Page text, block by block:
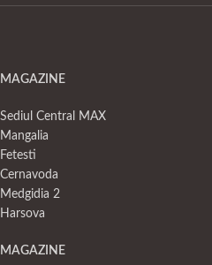
MAGAZINE
Sediul Central MAX
Mangalia
Fetesti
Cernavoda
Medgidia 2
Harsova
MAGAZINE